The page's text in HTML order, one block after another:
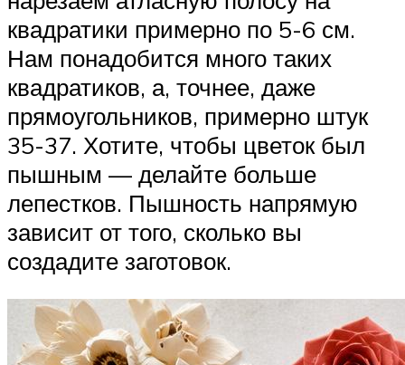
квадратики примерно по 5-6 см.
Нам понадобится много таких
квадратиков, а, точнее, даже
прямоугольников, примерно штук
35-37. Хотите, чтобы цветок был
пышным — делайте больше
лепестков. Пышность напрямую
зависит от того, сколько вы
создадите заготовок.